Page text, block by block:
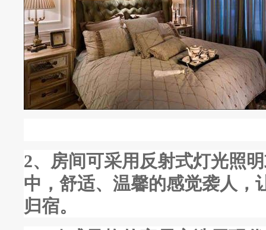
2、房间可采用反射式灯光照
中，舒适、温馨的感觉袭人，
归宿。